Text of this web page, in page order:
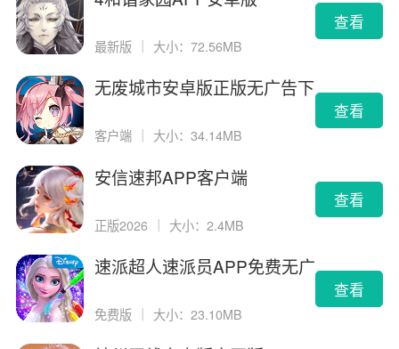
最新版 大小：72.56MB
查看
无废城市安卓版正版无广告下
客户端 大小：34.14MB
查看
安信速邦APP客户端
正版2026 ｜ 大小：2.4MB
查看
速派超人速派员APP免费无广
免费版 大小：23.10MB
查看